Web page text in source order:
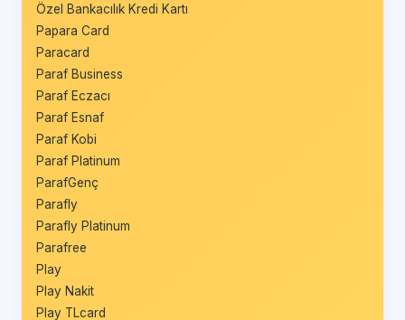
Özel Bankacılık Kredi Kartı
Papara Card
Paracard
Paraf Business
Paraf Eczacı
Paraf Esnaf
Paraf Kobi
Paraf Platinum
ParafGenç
Parafly
Parafly Platinum
Parafree
Play
Play Nakit
Play TLcard